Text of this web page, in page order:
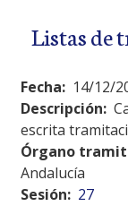
Listas de
Fecha: 14/12/
Descripción:
escrita
Órgano
Andalucía
Sesión: 27